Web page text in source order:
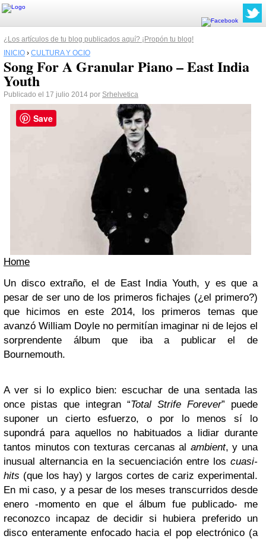
¿Los artículos de tu blog publicados aquí? ¡Propón tu blog!
INICIO › CULTURA Y OCIO
Song For A Granular Piano – East India
Youth
Publicado el 17 julio 2014 por Srhelvetica
Home
Un disco extraño, el de East India Youth, y es que a
pesar de ser uno de los primeros fichajes (¿el primero?)
que hicimos en este 2014, los primeros temas que
avanzó William Doyle no permitían imaginar ni de lejos el
sorprendente álbum que iba a publicar el de
Bournemouth.
A ver si lo explico bien: escuchar de una sentada las
once pistas que integran “Total Strife Forever” puede
suponer un cierto esfuerzo, o por lo menos sí lo
supondrá para aquellos no habituados a lidiar durante
tantos minutos con texturas cercanas al ambient, y una
inusual alternancia en la secuenciación entre los cuasi-
hits (que los hay) y largos cortes de cariz experimental.
En mi caso, y a pesar de los meses transcurridos desde
enero -momento en que el álbum fue publicado- me
reconozco incapaz de decidir si hubiera preferido un
disco enteramente enfocado hacia el pop electrónico (a
Save